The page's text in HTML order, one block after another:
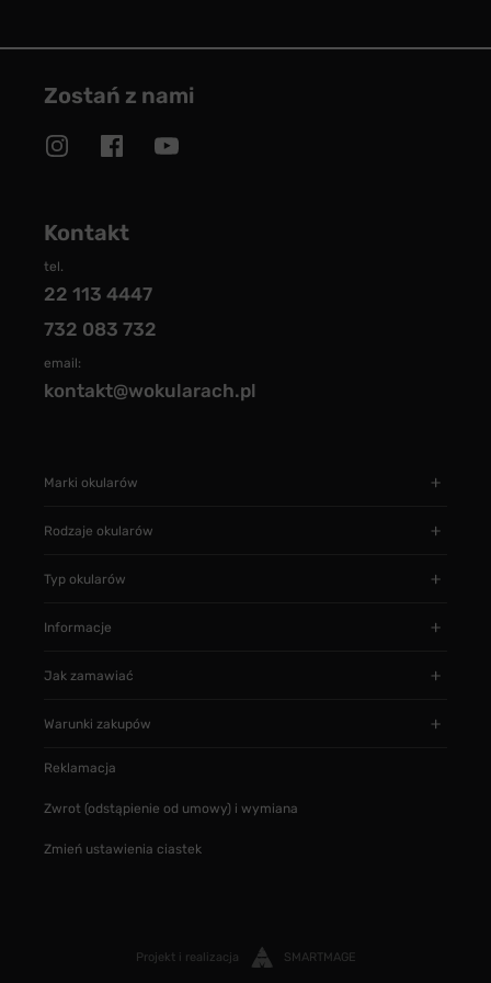
Zostań z nami
Kontakt
tel.
22 113 4447
732 083 732
email:
kontakt@wokularach.pl
Marki okularów
Rodzaje okularów
Typ okularów
Informacje
Jak zamawiać
Warunki zakupów
Reklamacja
Zwrot (odstąpienie od umowy) i wymiana
Zmień ustawienia ciastek
Projekt i realizacja SMARTMAGE